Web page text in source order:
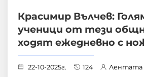
Красимир Вълчев:
ученици от тези
ходят ежедневно с
22-10-2025г. 124 Лентата